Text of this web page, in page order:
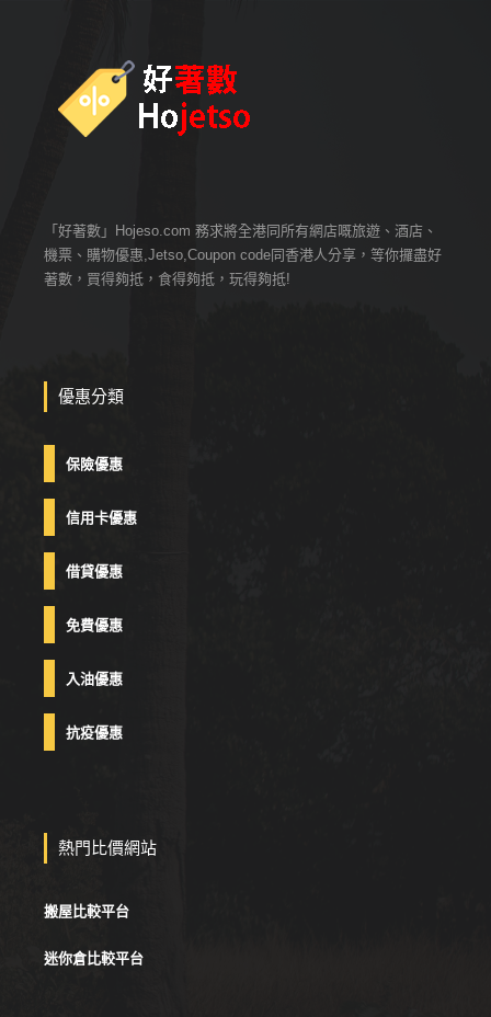
「好著數」Hojeso.com 務求將全港同所有網店嘅旅遊、酒店、
機票、購物優惠,Jetso,Coupon code同香港人分享，等你攞盡好
著數，買得夠抵，食得夠抵，玩得夠抵!
優惠分類
保險優惠
信用卡優惠
借貸優惠
免費優惠
入油優惠
抗疫優惠
熱門比價網站
搬屋比較平台
迷你倉比較平台